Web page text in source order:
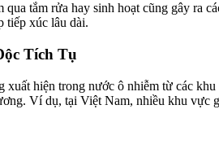
tắm rửa hay sinh hoạt cũng gây ra
tiếp xúc lâu dài.
Tích Tụ
hiện trong nước ô nhiễm từ các
Ví dụ, tại Việt Nam, nhiều khu vực